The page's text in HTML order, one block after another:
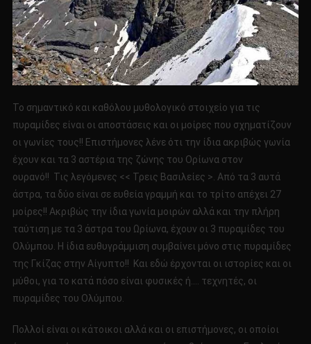
Το σημαντικό και καθόλου μυθολογικό στοιχείο για τις
πυραμίδες είναι οι αποστάσεις και οι μοίρες που σχηματίζουν
οι γωνίες τους!! Επιστήμονες λένε ότι την ίδια ακριβώς γωνία
έχουν και τα 3 αστέρια της ζώνης του Ορίωνα στον
ουρανό!! Τις λεγόμενες << Τρεις Βασιλείες >. Από τα 3 αυτά
άστρα, τα δύο είναι σε ευθεία γραμμή και το τρίτο απέχει 27
μοίρες!! Ακριβώς την ίδια γωνία μοιρών αλλά και την πλήρη
ταύτιση με τα 3 άστρα του Ωρίωνα, έχουν οι 3 πυραμίδες του
Ολύμπου. Η ίδια ευθυγράμμιση συμβαίνει μόνο στις πυραμίδες
της Γκίζας στην Αίγυπτο!! Και εδώ έρχονται οι ιστορίες και οι
μύθοι, για το κατά πόσο είναι φυσικές ή…. τεχνητές, οι
πυραμίδες του Ολύμπου.
Πολλοί είναι οι κάτοικοι αλλά και οι επιστήμονες, οι οποίοι